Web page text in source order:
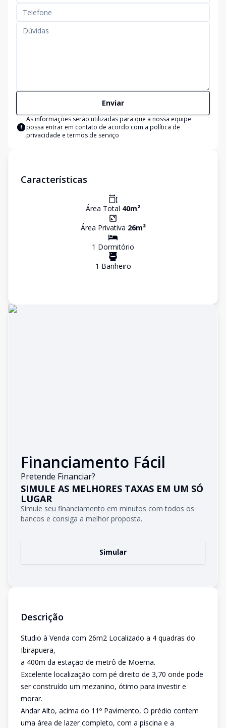
Enviar
As informações serão utilizadas para que a nossa equipe
possa entrar em contato de acordo com a política de
privacidade e termos de serviço
Características
Área Total 40m²
Área Privativa 26m²
1 Dormitório
1 Banheiro
Financiamento Fácil
Pretende Financiar?
SIMULE AS MELHORES TAXAS EM UM SÓ
LUGAR
Simule seu financiamento em minutos com todos os
bancos e consiga a melhor proposta.
Simular
Descrição
Studio à Venda com 26m2 Localizado a 4 quadras do
Ibirapuera,
a 400m da estação de metrô de Moema.
Excelente localização com pé direito de 3,70 onde pode
ser construído um mezanino, ótimo para investir e
morar.
Andar Alto, acima do 11º Pavimento, O prédio contem
uma área de lazer completo, com a piscina e a